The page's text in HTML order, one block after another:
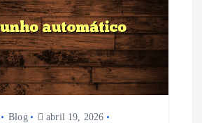
Blog
abril 19, 2026